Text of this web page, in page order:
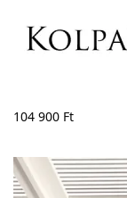
104 900 Ft